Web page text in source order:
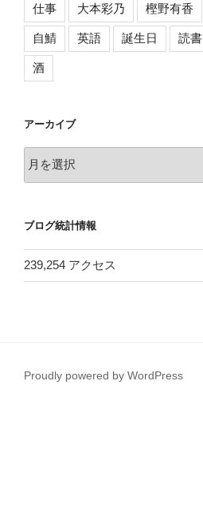
仕事 大本彩乃 樫野有香
自鯖 英語 誕生日 読書
酒
アーカイブ
ー
ブ
ブログ統計情報
239,254 アクセス
Proudly powered by WordPress